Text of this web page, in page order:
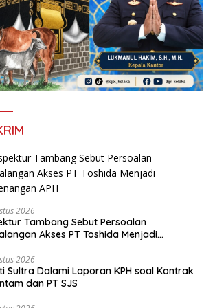
2026
Tambang Sebut Persoalan
Akses PT Toshida Menjadi
2026
Sultra Dalami Laporan KPH soal Kontrak
dan PT SJS